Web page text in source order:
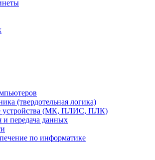
(твердотельная логика)
устройства (МК, ПЛИС, ПЛК)
передача данных
по информатике